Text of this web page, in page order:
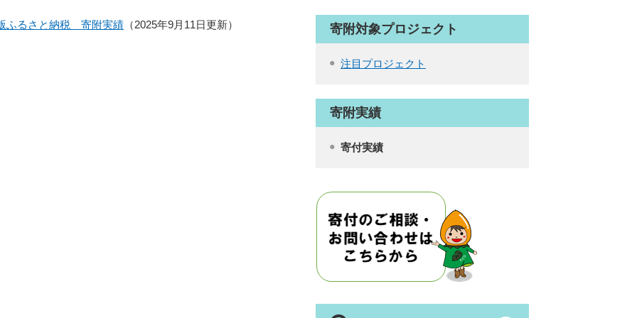
ふるさと納税 寄附実績 2025年9月11日更新 寄附対象プロジェクト
注目プロジェクト
寄附実績
寄付実績